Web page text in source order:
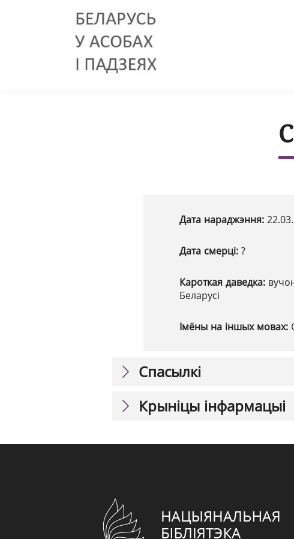
Дата нараджэння:
Дата смерці: ?
Кароткая даведка:
Беларусі
Імёны на іншых мовах:
Спасылкі
Крыніцы інфармацыі